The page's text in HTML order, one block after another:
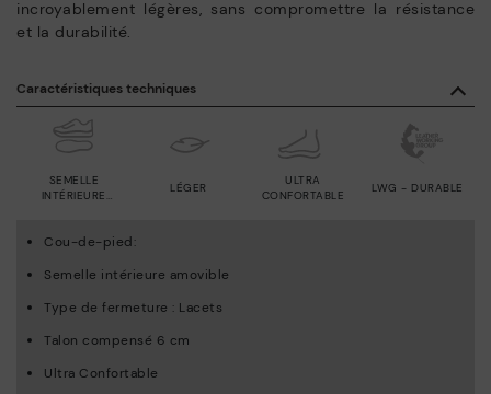
incroyablement légères, sans compromettre la résistance
et la durabilité.
Caractéristiques techniques
LÉGER
SEMELLE
INTÉRIEURE
ULTRA
CONFORTABLE
LWG - DURABLE
Cou-de-pied:
Semelle intérieure amovible
Type de fermeture : Lacets
Talon compensé 6 cm
Ultra Confortable